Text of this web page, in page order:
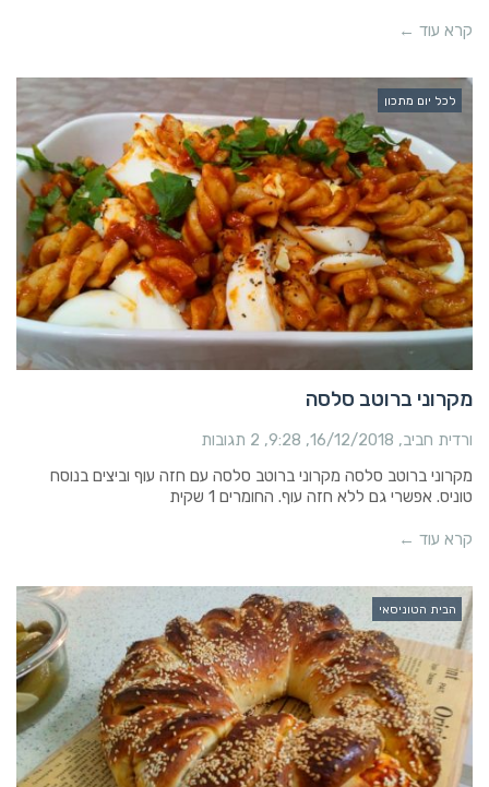
קרא עוד ←
לכל יום מתכון
מקרוני ברוטב סלסה
ורדית חביב 16/12/2018
9:28 2 תגובות
מקרוני ברוטב סלסה מקרוני ברוטב סלסה עם חזה עוף וביצים בנוסח
טוניס. אפשרי גם ללא חזה עוף. החומרים 1 שקית
קרא עוד ←
הבית הטוניסאי